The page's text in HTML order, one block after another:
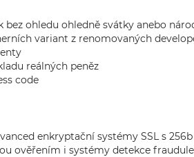
ohledu ohledně svátky anebo
variant z renomovaných
reálných peněz
code
enkryptační systémy SSL s
ověřením i systémy detekce